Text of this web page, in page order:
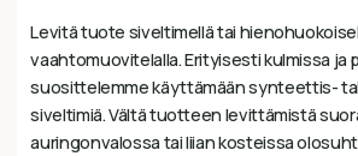
Levitä tuote siveltimellä tai
vaahtomuovitelalla. Erityisesti kulmissa ja
suosittelemme käyttämään synteettis-
siveltimiä. Vältä tuotteen levittämistä
auringonvalossa tai liian kosteissa